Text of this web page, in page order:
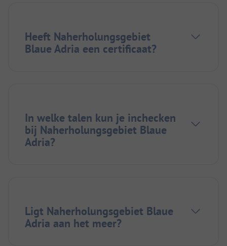
Heeft Naherholungsgebiet
Blaue Adria een certificaat?
In welke talen kun je inchecken
bij Naherholungsgebiet Blaue
Adria?
Ligt Naherholungsgebiet Blaue
Adria aan het meer?